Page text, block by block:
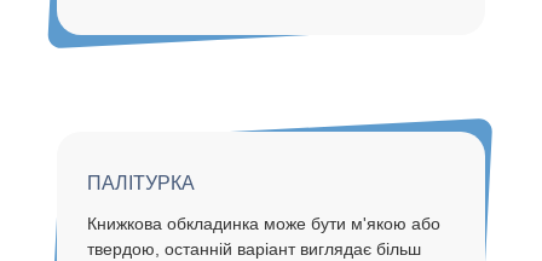
ПАЛІТУРКА
Книжкова обкладинка може бути м'якою або
твердою, останній варіант виглядає більш